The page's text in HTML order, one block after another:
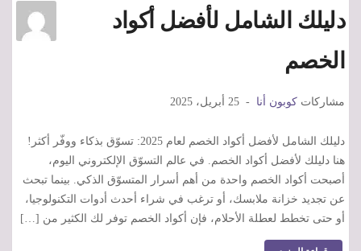
دليلك الشامل لأفضل أكواد
الخصم
مشاركات كوبون أنا 25 أبريل، 2025
دليلك الشامل لأفضل أكواد الخصم لعام 2025: تسوّق بذكاء ووفّر أكثر!
هنا دليلك لأفضل أكواد الخصم. في عالم التسوّق الإلكتروني اليوم،
أصبحت أكواد الخصم واحدة من أهم أسرار المتسوّق الذكي. بينما تبحث
عن تجديد خزانة ملابسك، أو ترغب في شراء أحدث أدوات التكنولوجيا،
أو حتى تخطط لعطلة الأحلام، فإن أكواد الخصم توفر لك الكثير من […]